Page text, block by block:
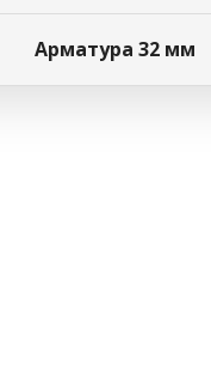
Арматура 32 мм